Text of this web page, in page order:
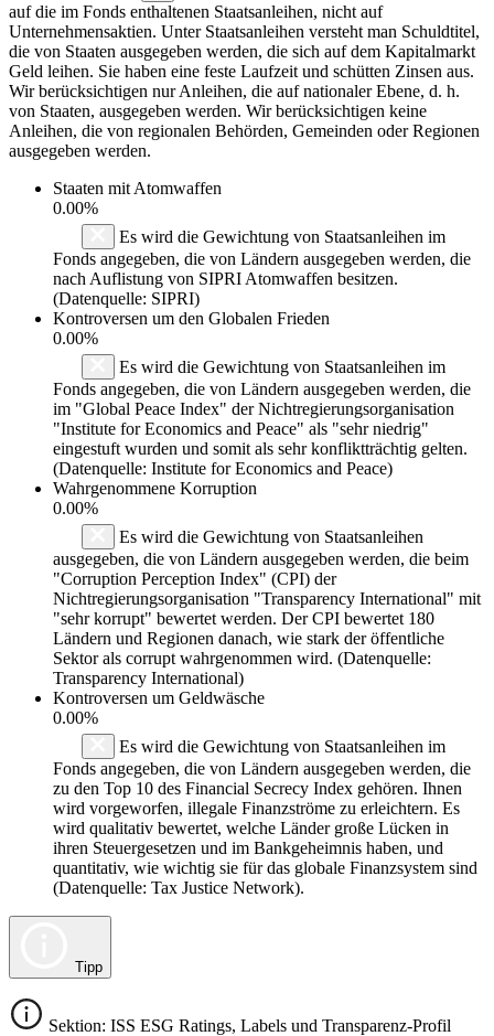
auf die im Fonds enthaltenen Staatsanleihen, nicht auf
Unternehmensaktien. Unter Staatsanleihen versteht man Schuldtitel,
die von Staaten ausgegeben werden, die sich auf dem Kapitalmarkt
Geld leihen. Sie haben eine feste Laufzeit und schütten Zinsen aus.
Wir berücksichtigen nur Anleihen, die auf nationaler Ebene, d. h.
von Staaten, ausgegeben werden. Wir berücksichtigen keine
Anleihen, die von regionalen Behörden, Gemeinden oder Regionen
ausgegeben werden.
Staaten mit Atomwaffen
0.00%
Es wird die Gewichtung von Staatsanleihen im
Fonds angegeben, die von Ländern ausgegeben werden, die
nach Auflistung von SIPRI Atomwaffen besitzen.
(Datenquelle: SIPRI)
Kontroversen um den Globalen Frieden
0.00%
Es wird die Gewichtung von Staatsanleihen im
Fonds angegeben, die von Ländern ausgegeben werden, die
im "Global Peace Index" der Nichtregierungsorganisation
"Institute for Economics and Peace" als "sehr niedrig"
eingestuft wurden und somit als sehr konfliktträchtig gelten.
(Datenquelle: Institute for Economics and Peace)
Wahrgenommene Korruption
0.00%
Es wird die Gewichtung von Staatsanleihen
ausgegeben, die von Ländern ausgegeben werden, die beim
"Corruption Perception Index" (CPI) der
Nichtregierungsorganisation "Transparency International" mit
"sehr korrupt" bewertet werden. Der CPI bewertet 180
Ländern und Regionen danach, wie stark der öffentliche
Sektor als corrupt wahrgenommen wird. (Datenquelle:
Transparency International)
Kontroversen um Geldwäsche
0.00%
Es wird die Gewichtung von Staatsanleihen im
Fonds angegeben, die von Ländern ausgegeben werden, die
zu den Top 10 des Financial Secrecy Index gehören. Ihnen
wird vorgeworfen, illegale Finanzströme zu erleichtern. Es
wird qualitativ bewertet, welche Länder große Lücken in
ihren Steuergesetzen und im Bankgeheimnis haben, und
quantitativ, wie wichtig sie für das globale Finanzsystem sind
(Datenquelle: Tax Justice Network).
Tipp
Sektion: ISS ESG Ratings, Labels und Transparenz-Profil